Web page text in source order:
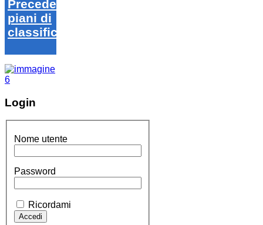
Precedenti
piani di
classifica
Login
Nome utente
Password
Ricordami